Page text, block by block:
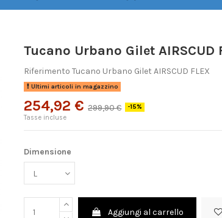
Tucano Urbano Gilet AIRSCUD
Riferimento Tucano Urbano Gilet AIRSCUD FLEX
Ultimi articoli in magazzino
254,92 € 299,90 €
-15%
Tasse incluse
Dimensione
Aggiungi al carrello